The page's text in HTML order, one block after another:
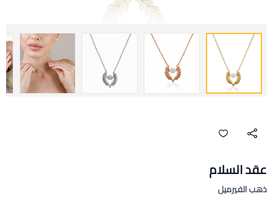
عقد السلام
ذهب الفيرميل